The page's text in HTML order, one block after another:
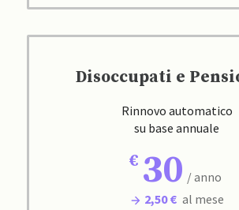
Disoccupati e
Rinnovo automatico
su base annuale
30 / anno
2,50 € al mese